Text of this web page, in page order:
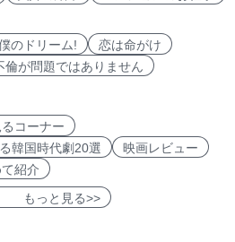
のドリーム!
恋は命がけ
倫が問題ではありません
コーナー
韓国時代劇20選
映画レビュー
紹介
っと見る>>